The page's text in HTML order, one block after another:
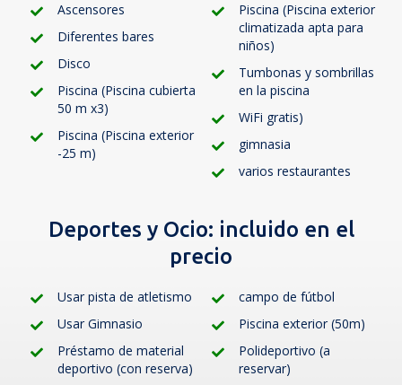
Ascensores
Diferentes bares
Disco
Piscina (Piscina cubierta
50 m x3)
Piscina (Piscina exterior
-25 m)
Piscina (Piscina exterior
climatizada apta para
niños)
Tumbonas y sombrillas
en la piscina
WiFi gratis)
gimnasia
varios restaurantes
Deportes y Ocio: incluido en el
precio
Usar pista de atletismo
Usar Gimnasio
Préstamo de material
deportivo (con reserva)
campo de fútbol
Piscina exterior (50m)
Polideportivo (a
reservar)